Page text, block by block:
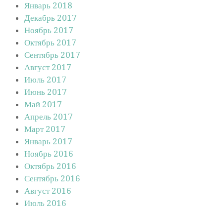
Январь 2018
Декабрь 2017
Ноябрь 2017
Октябрь 2017
Сентябрь 2017
Август 2017
Июль 2017
Июнь 2017
Май 2017
Апрель 2017
Март 2017
Январь 2017
Ноябрь 2016
Октябрь 2016
Сентябрь 2016
Август 2016
Июль 2016